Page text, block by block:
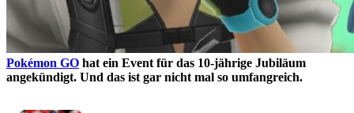
Pokémon GO hat ein Event für das 10-jährige Jubiläum
angekündigt. Und das ist gar nicht mal so umfangreich.